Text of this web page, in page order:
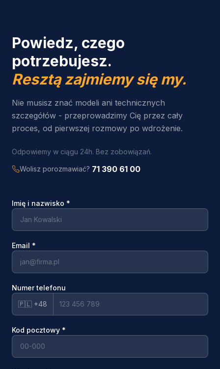
Powiedz, czego
potrzebujesz.
Resztą zajmiemy się my.
Nie musisz znać modeli ani technicznych
szczegółów - przeprowadzimy Cię przez cały
proces, od pierwszej rozmowy po wdrożenie.
Odpowiemy w ciągu 24h. Bez zobowiązań.
Wolisz porozmawiać? 71 390 61 00
Imię i nazwisko *
Email *
Numer telefonu
🇵🇱 +48
Kod pocztowy *